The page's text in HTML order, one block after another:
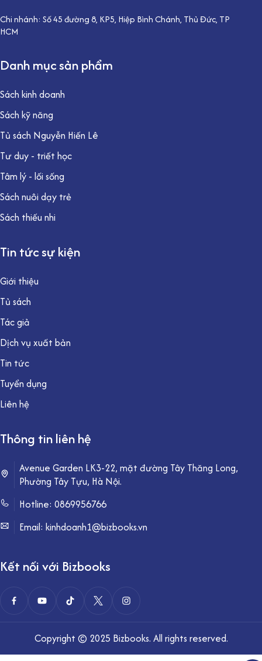
Chi nhánh: Số 45 đường 8, KP5, Hiệp Bình Chánh, Thủ Đức, TP
HCM
Danh mục sản phẩm
Sách kinh doanh
Sách kỹ năng
Tủ sách Nguyễn Hiến Lê
Tư duy - triết học
Tâm lý - lối sống
Sách nuôi dạy trẻ
Sách thiếu nhi
Tin tức sự kiện
Giới thiệu
Tủ sách
Tác giả
Dịch vụ xuất bản
Tin tức
Tuyển dụng
Liên hệ
Thông tin liên hệ
Avenue Garden LK3-22, mặt đường Tây Thăng Long,
Phường Tây Tựu, Hà Nội.
Hotline: 0869956766
Email: kinhdoanh1@bizbooks.vn
Kết nối với Bizbooks
Copyright © 2025 Bizbooks. All rights reserved.